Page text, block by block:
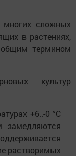
сложных
в растениях,
термином
культур
+6..-0 °С
замедляются
растворимых